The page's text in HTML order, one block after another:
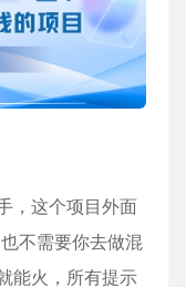
，这个项目外面
不需要你去做混
能火，所有提示